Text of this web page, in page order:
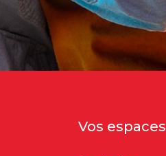
Vos espaces